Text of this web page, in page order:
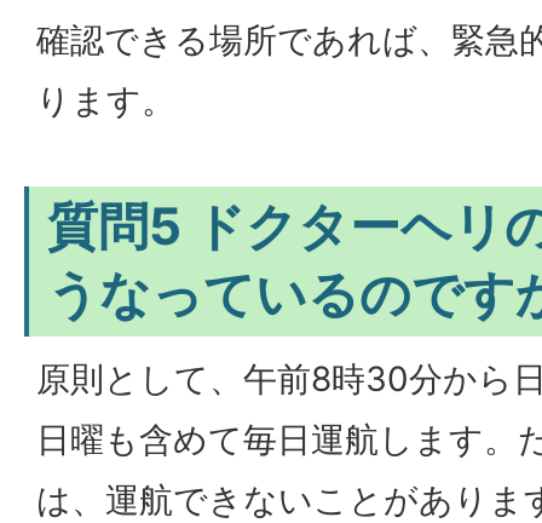
確認できる場所であれば、緊急
ります。
質問5 ドクターヘリ
うなっているのです
原則として、午前8時30分から
日曜も含めて毎日運航します。
は、運航できないことがありま